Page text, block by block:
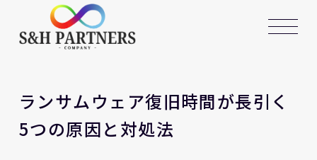
ランサムウェア復旧時間が長引く
5つの原因と対処法